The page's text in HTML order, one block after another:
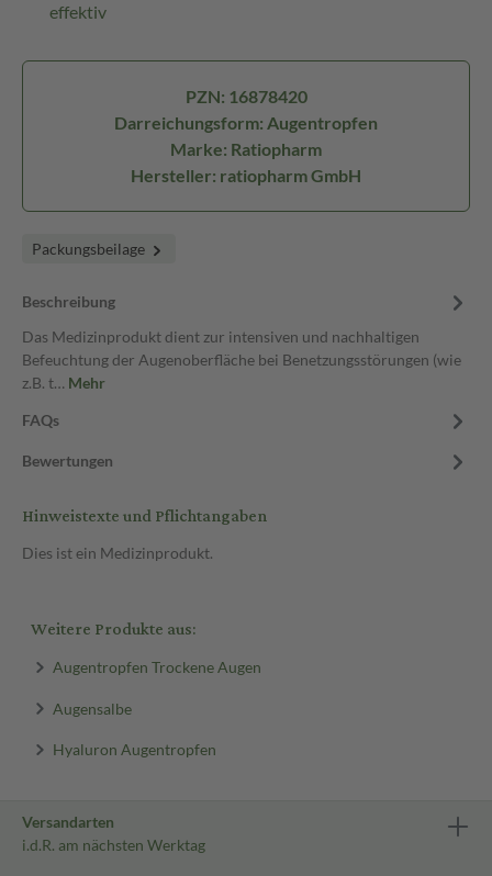
effektiv
PZN: 16878420
Darreichungsform: Augentropfen
Marke: Ratiopharm
Hersteller: ratiopharm GmbH
Packungsbeilage
Beschreibung
Das Medizinprodukt dient zur intensiven und nachhaltigen
Befeuchtung der Augenoberfläche bei Benetzungsstörungen (wie
z.B. t… Mehr
FAQs
Bewertungen
Hinweistexte und Pflichtangaben
Dies ist ein Medizinprodukt.
Weitere Produkte aus:
Augentropfen Trockene Augen
Augensalbe
Hyaluron Augentropfen
Versandarten
i.d.R. am nächsten Werktag